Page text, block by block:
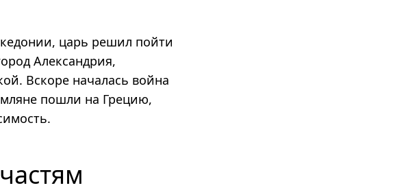
царь решил пойти
Александрия,
Вскоре началась война
пошли на Грецию,